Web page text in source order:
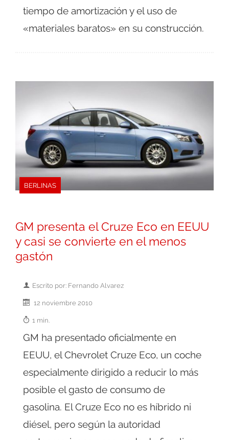
tiempo de amortización y el uso de
«materiales baratos» en su construcción.
BERLINAS
GM presenta el Cruze Eco en EEUU
y casi se convierte en el menos
gastón
Escrito por: Fernando Alvarez
12 noviembre 2010
1 min.
GM ha presentado oficialmente en
EEUU, el Chevrolet Cruze Eco, un coche
especialmente dirigido a reducir lo más
posible el gasto de consumo de
gasolina. El Cruze Eco no es híbrido ni
diésel, pero según la autoridad